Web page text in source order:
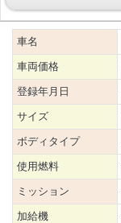
車名
車両価格
登録年月日
サイズ
ボディタイプ
使用燃料
ミッション
加給機